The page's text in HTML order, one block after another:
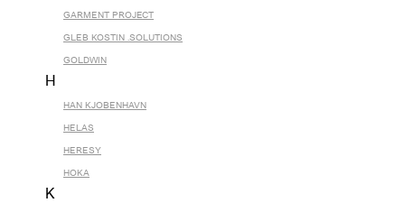
GARMENT PROJECT
GLEB KOSTIN .SOLUTIONS
GOLDWIN
H
HAN KJOBENHAVN
HELAS
HERESY
HOKA
K